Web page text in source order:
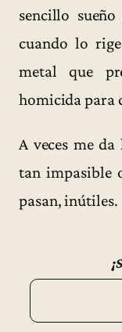
sencillo
cuando lo
metal que
homicida para
A veces me
tan impasible
pasan, inútiles.